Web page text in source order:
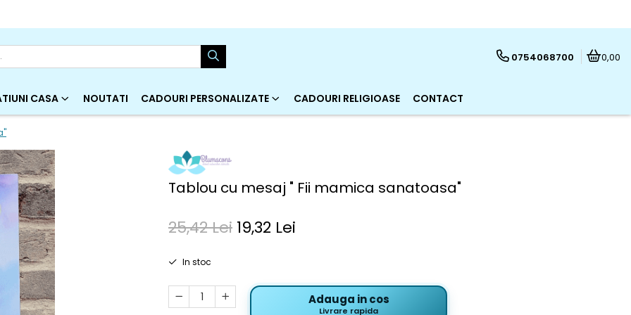
0754068700 0,00
CASA NOUTATI CADOURI PERSONALIZATE CADOURI RELIGIOASE CONTACT
Tablou cu mesaj " Fii mamica sanatoasa"
25,42 Lei 19,32 Lei
In stoc
Adauga in cos
Livrare rapida